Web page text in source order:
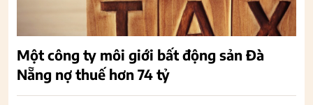
Một công ty môi giới bất động sản Đà
Nẵng nợ thuế hơn 74 tỷ